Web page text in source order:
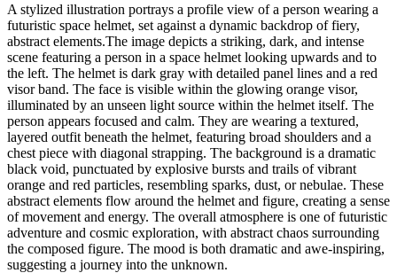
A stylized illustration portrays a profile view of a person wearing a
futuristic space helmet, set against a dynamic backdrop of fiery,
abstract elements.The image depicts a striking, dark, and intense
scene featuring a person in a space helmet looking upwards and to
the left. The helmet is dark gray with detailed panel lines and a red
visor band. The face is visible within the glowing orange visor,
illuminated by an unseen light source within the helmet itself. The
person appears focused and calm. They are wearing a textured,
layered outfit beneath the helmet, featuring broad shoulders and a
chest piece with diagonal strapping. The background is a dramatic
black void, punctuated by explosive bursts and trails of vibrant
orange and red particles, resembling sparks, dust, or nebulae. These
abstract elements flow around the helmet and figure, creating a sense
of movement and energy. The overall atmosphere is one of futuristic
adventure and cosmic exploration, with abstract chaos surrounding
the composed figure. The mood is both dramatic and awe-inspiring,
suggesting a journey into the unknown.